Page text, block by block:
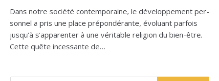
Dans notre socié­té contem­po­raine, le déve­lop­pe­ment per­
son­nel a pris une place pré­pon­dé­rante, évo­luant par­fois
jus­qu’à s’ap­pa­ren­ter à une véri­table reli­gion du bien-être.
Cette quête inces­sante de…